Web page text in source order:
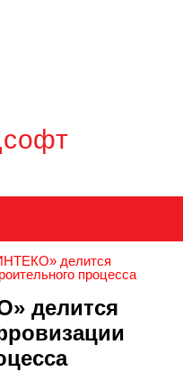
делится
процесса
делится